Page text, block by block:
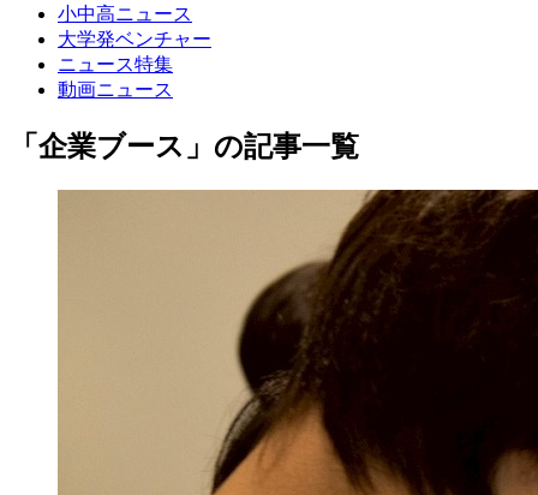
小中高ニュース
大学発ベンチャー
ニュース特集
動画ニュース
「企業ブース」の記事一覧